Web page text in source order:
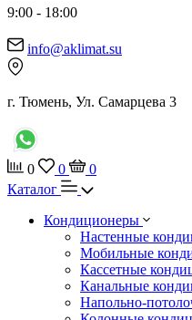
9:00 - 18:00
info@aklimat.su
г. Тюмень, Ул. Самарцева 3
0 0
0
Каталог
Кондиционеры
Настенные
Мобильные
Кассетные
Канальные
Напольно-